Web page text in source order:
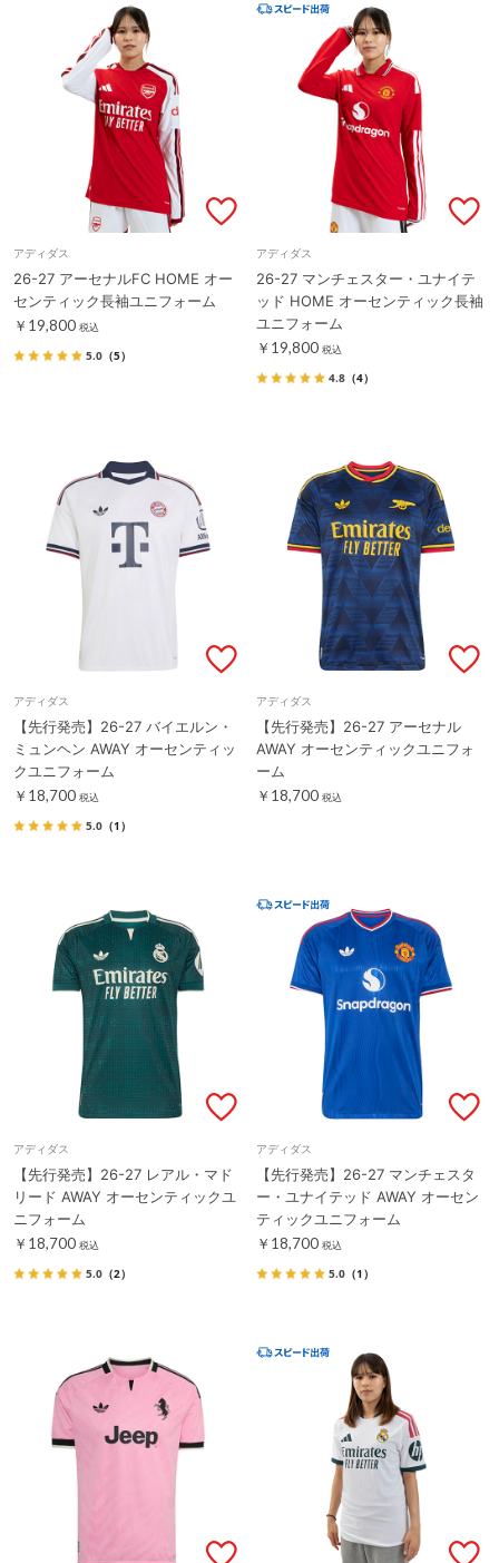
アディダス
26-27 アーセナルFC HOME オー
センティック長袖ユニフォーム
￥19,800 税込
5.0 （5）
アディダス
26-27 マンチェスター・ユナイテ
ッド HOME オーセンティック長袖
ユニフォーム
￥19,800 税込
4.8 （4）
アディダス
【先行発売】26-27 バイエルン・
ミュンヘン AWAY オーセンティッ
クユニフォーム
￥18,700 税込
5.0 （1）
アディダス
【先行発売】26-27 アーセナル
AWAY オーセンティックユニフォ
ーム
￥18,700 税込
アディダス
【先行発売】26-27 レアル・マド
リード AWAY オーセンティックユ
ニフォーム
￥18,700 税込
5.0 （2）
アディダス
【先行発売】26-27 マンチェスタ
ー・ユナイテッド AWAY オーセン
ティックユニフォーム
￥18,700 税込
5.0 （1）